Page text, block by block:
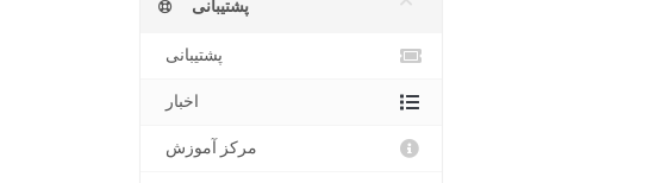
پشتیبانی
پشتیبانی
اخبار
مرکز آموزش